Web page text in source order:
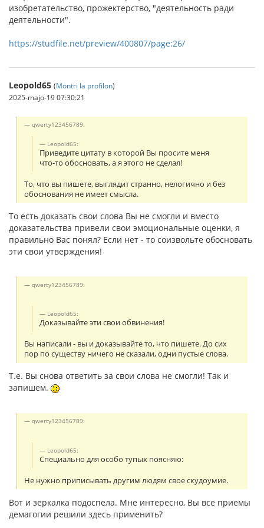
изобретательство, прожектерство, "дея­тельность ради
деятельности".
https://studfile.net/preview/400807/page:26/
Leopold65 (Montri la profilon)
2025-majo-19 07:30:21
qwerty123456789:
Leopold65:
Приведите цитату в которой Вы просите меня
что-то обосновать, а я этого не сделал!
То, что вы пишете, выглядит странно, нелогично и без
обоснования не имеет смысла.
То есть доказать свои слова Вы не смогли и вместо
доказательства привели свои эмоциональные оценки, я
правильно Вас понял? Если нет - то соизвольте обосновать
эти свои утверждения!
qwerty123456789:
Leopold65:
Доказывайте эти свои обвинения!
Вы написали - вы и доказывайте то, что пишете. До сих
пор по существу ничего не сказали, одни пустые слова.
Т.е. Вы снова ответить за свои слова не смогли! Так и
запишем.
qwerty123456789:
Leopold65:
Специально для особо тупых поясняю:
Не нужно приписывать другим людям свое скудоумие.
Вот и зеркалка подоспела. Мне интересно, Вы все приемы
демагогии решили здесь применить?